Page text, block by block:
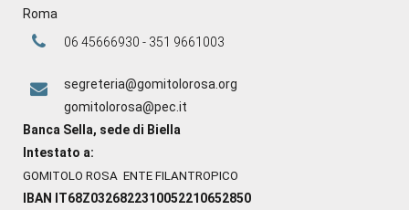
Roma
06 45666930 - 351 9661003
segreteria@gomitolorosa.org
gomitolorosa@pec.it
Banca Sella, sede di Biella
Intestato a:
GOMITOLO ROSA ENTE FILANTROPICO
IBAN IT68Z0326822310052210652850